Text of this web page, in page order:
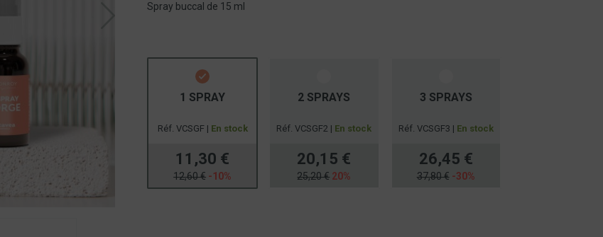
Spray buccal de 15 ml
1 SPRAY
Réf. VCSGF | En stock
11,30 €
12,60 € -10%
2 SPRAYS
Réf. VCSGF2 | En stock
20,15 €
25,20 € 20%
3 SPRAYS
Réf. VCSGF3 | En stock
26,45 €
37,80 €-30%